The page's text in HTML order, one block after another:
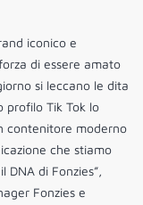
iconico e
di essere amato
si leccano le dita
profilo Tik Tok lo
contenitore moderno
che stiamo
di Fonzies”,
Fonzies e